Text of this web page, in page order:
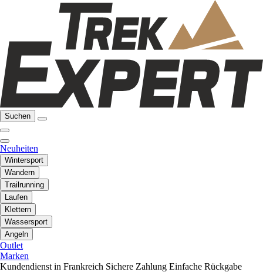
Suchen
Neuheiten
Wintersport
Wandern
Trailrunning
Laufen
Klettern
Wassersport
Angeln
Outlet
Marken
Kundendienst in Frankreich Sichere Zahlung Einfache Rückgabe